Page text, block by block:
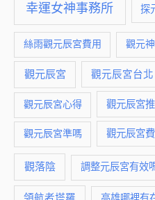
幸運女神事務所 探
絲雨觀元辰宮費用 觀元神
觀元辰宮 觀元辰宮台北
觀元辰宮心得 觀元辰宮
觀元辰宮準嗎 觀元辰宮
觀落陰 調整元辰宮有效